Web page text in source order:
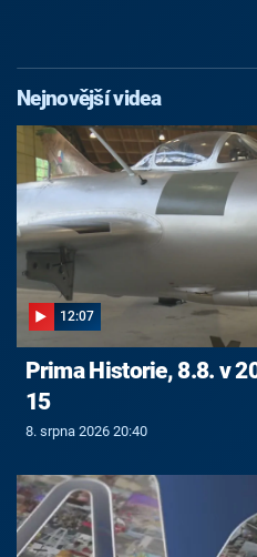
Nejnovější videa
12:07
Prima Historie, 8.8. v
15
8. srpna 2026 20:40